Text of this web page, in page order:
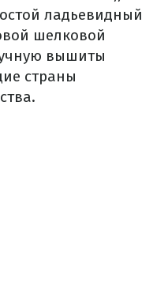
ладьевидный
шелковой
вышиты
страны